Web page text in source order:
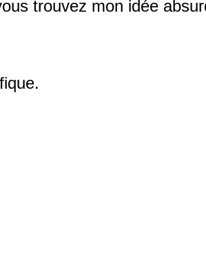
trouvez mon idée